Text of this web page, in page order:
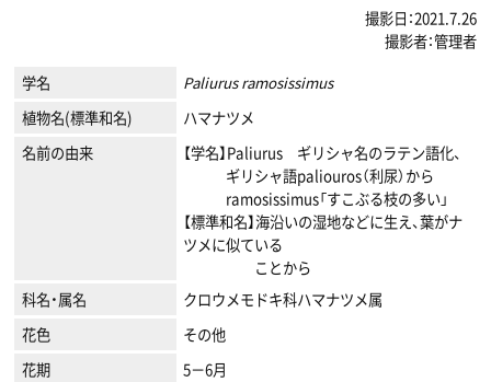
撮影日：2021.7.26
撮影者：管理者
学名
Paliurus ramosissimus
植物名(標準和名)
ハマナツメ
名前の由来
【学名】Paliurus ギリシャ名のラテン語化、
ギリシャ語paliouros（利尿）から
ramosissimus「すこぶる枝の多い」
【標準和名】海沿いの湿地などに生え、葉がナ
ツメに似ている
ことから
科名・属名
クロウメモドキ科ハマナツメ属
花色
その他
花期
5－6月